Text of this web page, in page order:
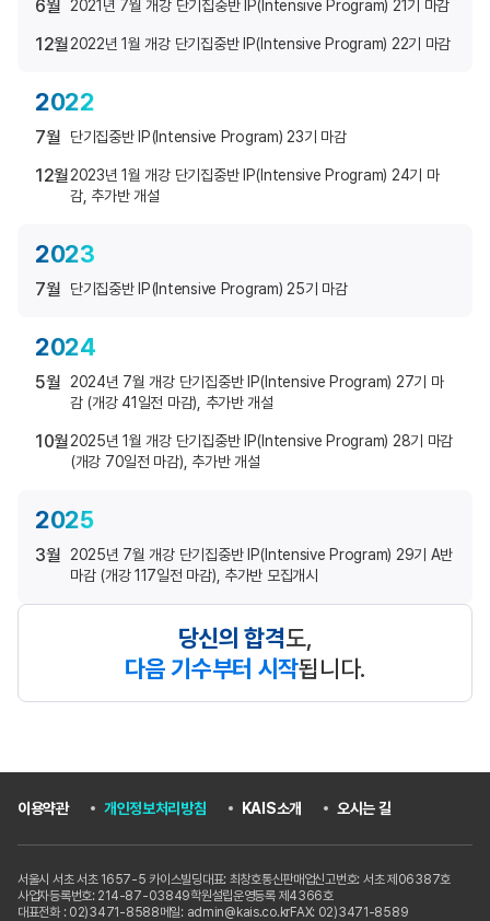
6월 2021년 7월 개강 단기집중반 IP(Intensive Program) 21기 마감
12월2022년 1월 개강 단기집중반 IP(Intensive Program) 22기 마감
2022
7월 단기집중반 IP(Intensive Program) 23기 마감
12월2023년 1월 개강 단기집중반 IP(Intensive Program) 24기 마
감, 추가반 개설
2023
7월 단기집중반 IP(Intensive Program) 25기 마감
2024
5월
2024년 7월 개강 단기집중반 IP(Intensive Program) 27기 마
감 (개강 41일전 마감), 추가반 개설
10월2025년 1월 개강 단기집중반 IP(Intensive Program) 28기 마감
(개강 70일전 마감), 추가반 개설
2025
3월
2025년 7월 개강 단기집중반 IP(Intensive Program) 29기 A반
마감 (개강 117일전 마감), 추가반 모집개시
당신의 합격도,
다음 기수부터 시작됩니다.
이용약관 개인정보처리방침 KAIS소개 오시는 길
서울시 서초 서초 1657-5 카이스빌딩대표: 최창호통신판매업신고번호: 서초 제06387호
사업자등록번호: 214-87-03849학원설립운영등록 제4366호
대표전화 : 02)3471-8588메일: admin@kais.co.krFAX: 02)3471-8589